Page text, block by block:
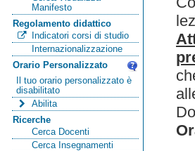
Manifesto
Regolamento didattico
Indicatori corsi di studio
Internazionalizzazione
Orario Personalizzato
Il tuo orario personalizzato è
disabilitato
Abilita
Ricerche
Cerca Docenti
Cerca Insegnamenti